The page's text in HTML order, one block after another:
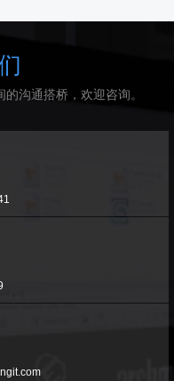
沟通搭桥，欢迎咨询。